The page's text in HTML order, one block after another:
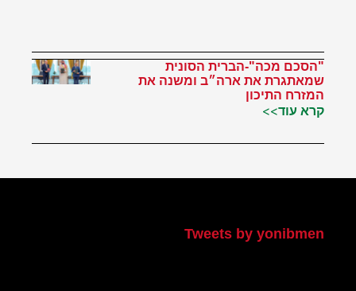
"הסכם מכה"-הברית הסונית
שמאתגרת את ארה״ב ומשנה את
המזרח התיכון
קרא עוד>>
Tweets by yonibmen